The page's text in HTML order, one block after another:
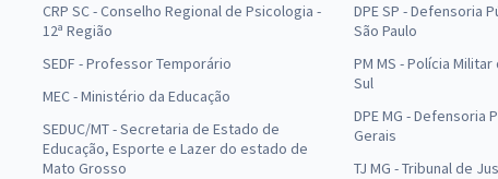
CRP SC - Conselho Regional de Psicologia -
12ª Região
SEDF - Professor Temporário
MEC - Ministério da Educação
SEDUC/MT - Secretaria de Estado de
Educação, Esporte e Lazer do estado de
Mato Grosso
DPE SP - Defensoria
São Paulo
PM MS - Polícia
Sul
DPE MG - Defensoria
Gerais
TJ MG - Tribunal de